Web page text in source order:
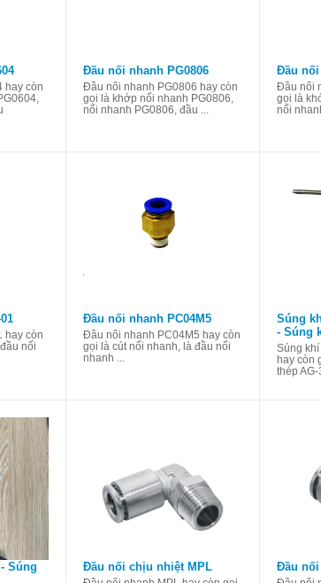
hay còn
Đầu nối nhanh PG0806
Đầu nối nhanh PG0806 hay còn
gọi là khớp nối nhanh PG0806,
nối nhanh PG0806, đầu ...
Đầu nối
Đầu nối
gọi là
nối
hay còn
nối
Đầu nối nhanh PC04M5
Đầu nối nhanh PC04M5 hay còn
gọi là cút nối nhanh, là đầu nối
nhanh ...
Súng
- Súng
Súng
hay còn
thép AG-
Súng
Đầu nối chịu nhiệt MPL Đầu nối